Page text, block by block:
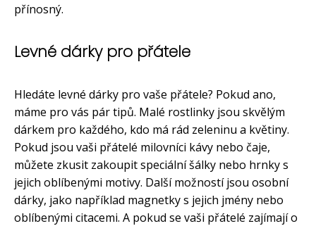
přínosný.
Levné dárky pro přátele
Hledáte levné dárky pro vaše přátele? Pokud ano,
máme pro vás pár tipů. Malé rostlinky jsou skvělým
dárkem pro každého, kdo má rád zeleninu a květiny.
Pokud jsou vaši přátelé milovníci kávy nebo čaje,
můžete zkusit zakoupit speciální šálky nebo hrnky s
jejich oblíbenými motivy. Další možností jsou osobní
dárky, jako například magnetky s jejich jmény nebo
oblíbenými citacemi. A pokud se vaši přátelé zajímají o